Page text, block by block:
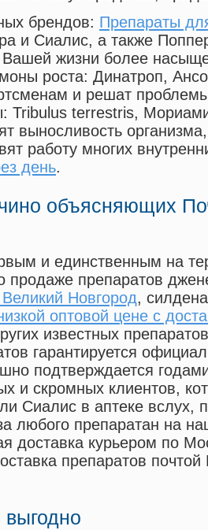
брендов: Препараты
и Сиалис, а также
Вашей жизни более
роста: Динатроп,
и решат
Tribulus terrestris,
выносливость
работу многих
день.
объясняющих
и единственным на
продаже препаратов
Новгород,
оптовой цене с
известных препаратов
гарантируется
подтверждается
и скромных клиентов,
Сиалис в аптеке вслух,
любого препаратан на
доставка курьером по
препаратов
выгодно